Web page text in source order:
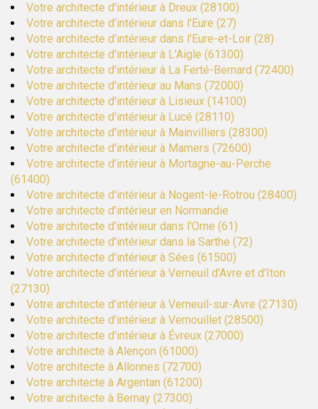
Votre architecte d'intérieur à Dreux (28100)
Votre architecte d'intérieur dans l'Eure (27)
Votre architecte d'intérieur dans l'Eure-et-Loir (28)
Votre architecte d'intérieur à L'Aigle (61300)
Votre architecte d'intérieur à La Ferté-Bernard (72400)
Votre architecte d'intérieur au Mans (72000)
Votre architecte d'intérieur à Lisieux (14100)
Votre architecte d'intérieur à Lucé (28110)
Votre architecte d'intérieur à Mainvilliers (28300)
Votre architecte d'intérieur à Mamers (72600)
Votre architecte d'intérieur à Mortagne-au-Perche
(61400)
Votre architecte d'intérieur à Nogent-le-Rotrou (28400)
Votre architecte d'intérieur en Normandie
Votre architecte d'intérieur dans l'Orne (61)
Votre architecte d'intérieur dans la Sarthe (72)
Votre architecte d'intérieur à Sées (61500)
Votre architecte d'intérieur à Verneuil d'Avre et d'Iton
(27130)
Votre architecte d'intérieur à Verneuil-sur-Avre (27130)
Votre architecte d'intérieur à Vernouillet (28500)
Votre architecte d'intérieur à Évreux (27000)
Votre architecte à Alençon (61000)
Votre architecte à Allonnes (72700)
Votre architecte à Argentan (61200)
Votre architecte à Bernay (27300)